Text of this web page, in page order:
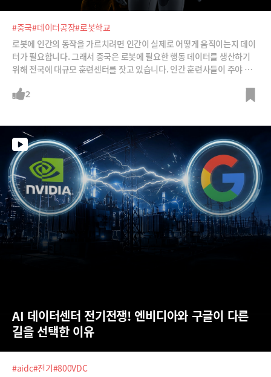
#중국#데이터공장#로봇학교
로봇에 인간의 동작을 가르치려면 인간이 실제로 어떻게 움직이는지 데이
터가 필요합니다. 그래서 중국은 로봇에 필요한 행동 데이터를 생산하기
위해 전국에 대규모 훈련센터를 잣고 있습니다. 인간 훈련사들이 주야 교
을 받고 데이터 수집에 참여하죠. 로봇을 가르칠 데이터를 만드는 데이터
2
AI 데이터센터 전기전쟁! 엔비디아와 구글이 다른
길을 선택한 이유
#aidc#전기#800VDC